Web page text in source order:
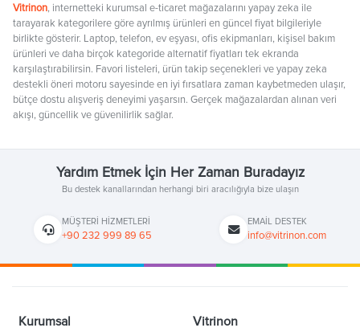
Vitrinon, internetteki kurumsal e-ticaret mağazalarını yapay zeka ile
tarayarak kategorilere göre ayrılmış ürünleri en güncel fiyat bilgileriyle
birlikte gösterir. Laptop, telefon, ev eşyası, ofis ekipmanları, kişisel bakım
ürünleri ve daha birçok kategoride alternatif fiyatları tek ekranda
karşılaştırabilirsin. Favori listeleri, ürün takip seçenekleri ve yapay zeka
destekli öneri motoru sayesinde en iyi fırsatlara zaman kaybetmeden ulaşır,
bütçe dostu alışveriş deneyimi yaşarsın. Gerçek mağazalardan alınan veri
akışı, güncellik ve güvenilirlik sağlar.
Yardım Etmek İçin Her Zaman Buradayız
Bu destek kanallarından herhangi biri aracılığıyla bize ulaşın
MÜŞTERI HIZMETLERI
+90 232 999 89 65
EMAIL DESTEK
info@vitrinon.com
Kurumsal Vitrinon